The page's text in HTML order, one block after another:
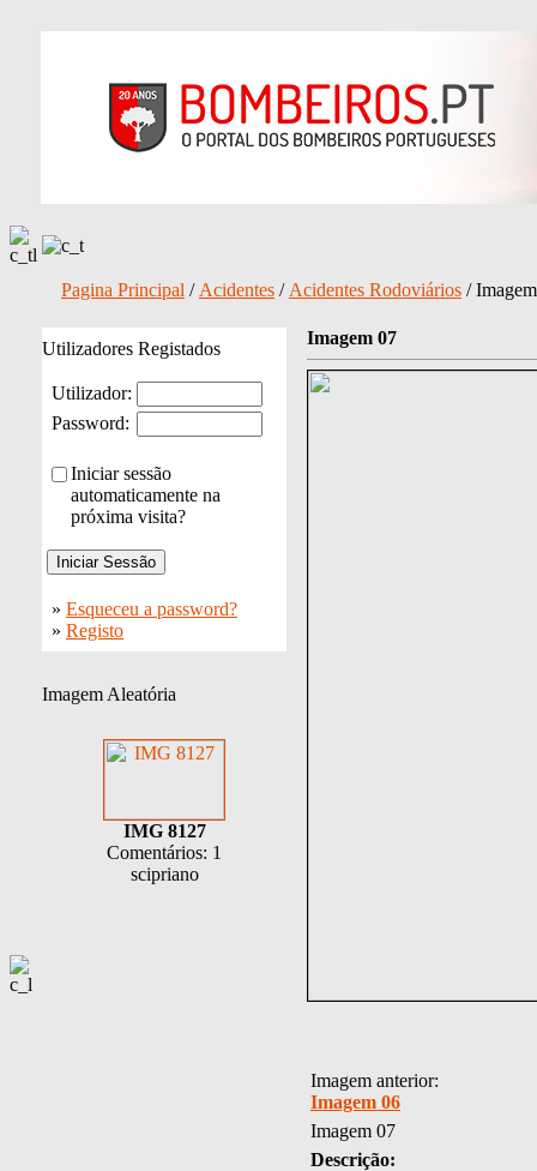
Pagina Principal / Acidentes / Acidentes Rodoviários /
Utilizadores Registados
Utilizador:
Password:
Iniciar sessão
automaticamente na
próxima visita?
» Esqueceu a password?
» Registo
Imagem Aleatória
IMG 8127
Comentários: 1
scipriano
Imagem 07
Imagem anterior:
Imagem 06
Imagem 07
Descrição: